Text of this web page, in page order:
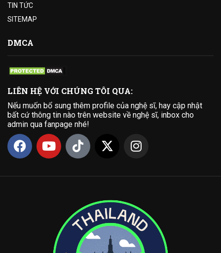
TIN TỨC
SITEMAP
DMCA
LIÊN HỆ VỚI CHÚNG TÔI QUA:
Nếu muốn bổ sung thêm profile của nghệ sĩ, hay cập nhật
bất cứ thông tin nào trên website về nghệ sĩ, inbox cho
admin qua fanpage nhé!